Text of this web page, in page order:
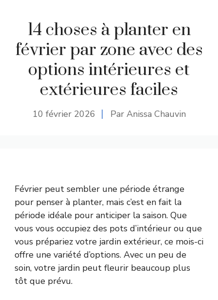
14 choses à planter en
février par zone avec des
options intérieures et
extérieures faciles
10 février 2026 Par Anissa Chauvin
Février peut sembler une période étrange
pour penser à planter, mais c’est en fait la
période idéale pour anticiper la saison. Que
vous vous occupiez des pots d’intérieur ou que
vous prépariez votre jardin extérieur, ce mois-ci
offre une variété d’options. Avec un peu de
soin, votre jardin peut fleurir beaucoup plus
tôt que prévu.